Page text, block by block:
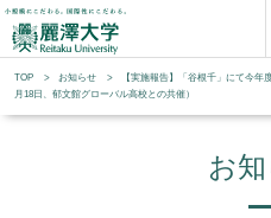
TOP お知らせ
【実施報告】「谷根千」にて今年
月18日、郁文館グローバル高校との共催）
お